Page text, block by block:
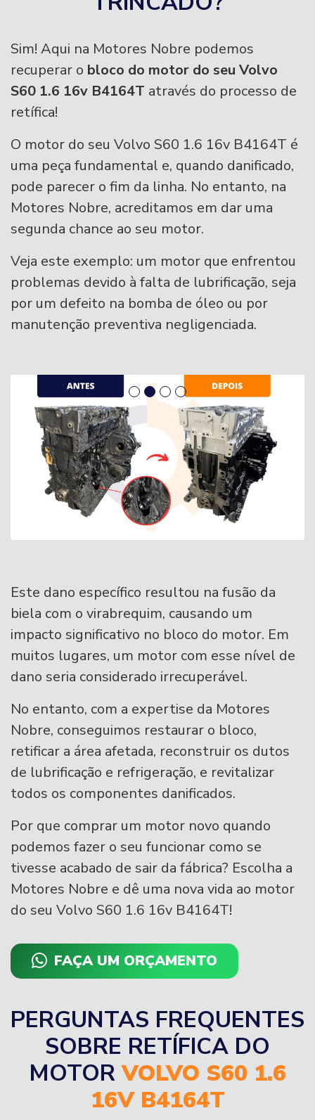
Sim! Aqui na Motores Nobre podemos
recuperar o bloco do motor do seu Volvo
S60 1.6 16v B4164T através do processo de
retífica!
O motor do seu Volvo S60 1.6 16v B4164T é
uma peça fundamental e, quando danificado,
pode parecer o fim da linha. No entanto, na
Motores Nobre, acreditamos em dar uma
segunda chance ao seu motor.
Veja este exemplo: um motor que enfrentou
problemas devido à falta de lubrificação, seja
por um defeito na bomba de óleo ou por
manutenção preventiva negligenciada.
Este dano específico resultou na fusão da
biela com o virabrequim, causando um
impacto significativo no bloco do motor. Em
muitos lugares, um motor com esse nível de
dano seria considerado irrecuperável.
No entanto, com a expertise da Motores
Nobre, conseguimos restaurar o bloco,
retificar a área afetada, reconstruir os dutos
de lubrificação e refrigeração, e revitalizar
todos os componentes danificados.
Por que comprar um motor novo quando
podemos fazer o seu funcionar como se
tivesse acabado de sair da fábrica? Escolha a
Motores Nobre e dê uma nova vida ao motor
do seu Volvo S60 1.6 16v B4164T!
FAÇA UM ORÇAMENTO
PERGUNTAS FREQUENTES
SOBRE RETÍFICA DO
MOTORVOLVO S60 1.6
16V B4164T